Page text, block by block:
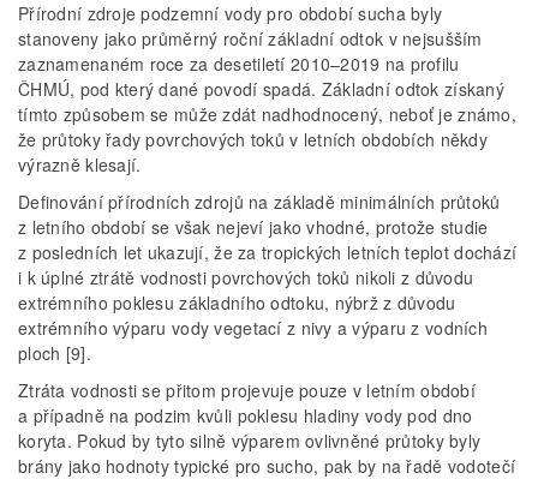
Přírodní zdroje podzemní vody pro období sucha byly
stanoveny jako průměrný roční základní odtok v nejsušším
zaznamenaném roce za desetiletí 2010–2019 na profilu
ČHMÚ, pod který dané povodí spadá. Základní odtok získaný
tímto způsobem se může zdát nadhodnocený, neboť je známo,
že průtoky řady povrchových toků v letních obdobích někdy
výrazně klesají.
Definování přírodních zdrojů na základě minimálních průtoků
z letního období se však nejeví jako vhodné, protože studie
z posledních let ukazují, že za tropických letních teplot dochází
i k úplné ztrátě vodnosti povrchových toků nikoli z důvodu
extrémního poklesu základního odtoku, nýbrž z důvodu
extrémního výparu vody vegetací z nivy a výparu z vodních
ploch [9].
Ztráta vodnosti se přitom projevuje pouze v letním období
a případně na podzim kvůli poklesu hladiny vody pod dno
koryta. Pokud by tyto silně výparem ovlivněné průtoky byly
brány jako hodnoty typické pro sucho, pak by na řadě vodotečí